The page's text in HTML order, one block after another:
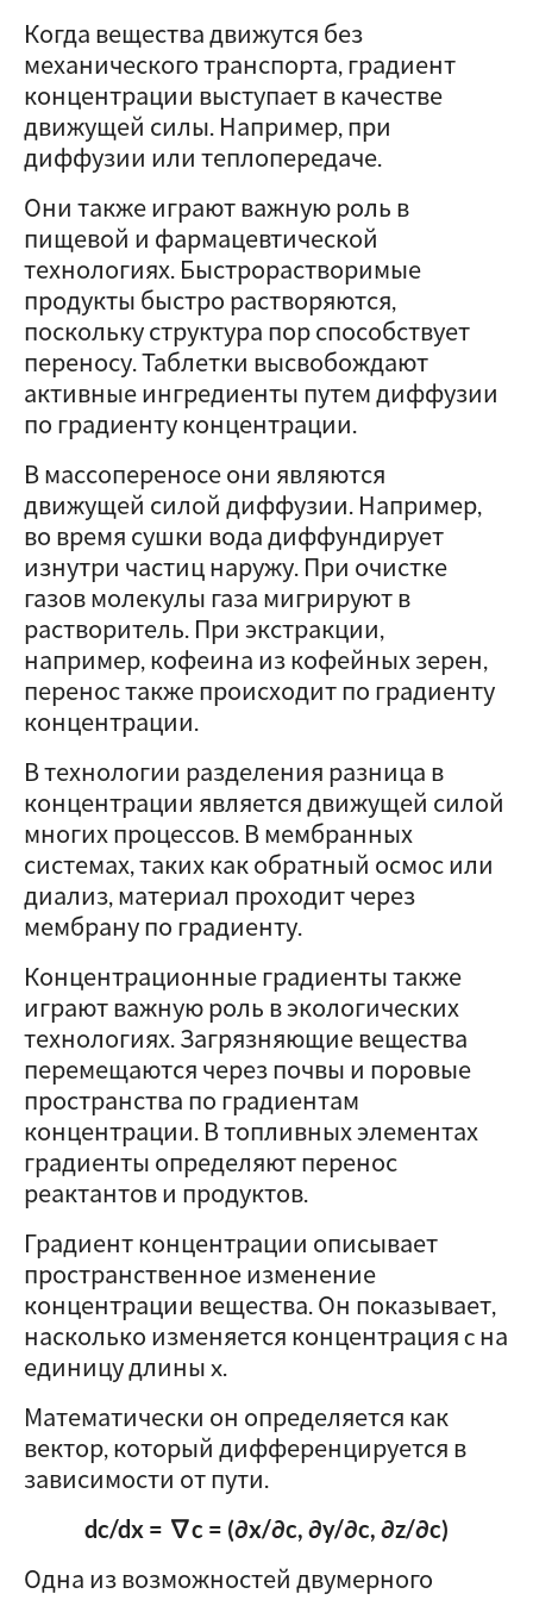
Когда вещества движутся без
механического транспорта, градиент
концентрации выступает в качестве
движущей силы. Например, при
диффузии или теплопередаче.
Они также играют важную роль в
пищевой и фармацевтической
технологиях. Быстрорастворимые
продукты быстро растворяются,
поскольку структура пор способствует
переносу. Таблетки высвобождают
активные ингредиенты путем диффузии
по градиенту концентрации.
В массопереносе они являются
движущей силой диффузии. Например,
во время сушки вода диффундирует
изнутри частиц наружу. При очистке
газов молекулы газа мигрируют в
растворитель. При экстракции,
например, кофеина из кофейных зерен,
перенос также происходит по градиенту
концентрации.
В технологии разделения разница в
концентрации является движущей силой
многих процессов. В мембранных
системах, таких как обратный осмос или
диализ, материал проходит через
мембрану по градиенту.
Концентрационные градиенты также
играют важную роль в экологических
технологиях. Загрязняющие вещества
перемещаются через почвы и поровые
пространства по градиентам
концентрации. В топливных элементах
градиенты определяют перенос
реактантов и продуктов.
Градиент концентрации описывает
пространственное изменение
концентрации вещества. Он показывает,
насколько изменяется концентрация c на
единицу длины x.
Математически он определяется как
вектор, который дифференцируется в
зависимости от пути.
dc/dx = ∇c = (∂x/∂c, ∂y/∂c, ∂z/∂c)
Одна из возможностей двумерного